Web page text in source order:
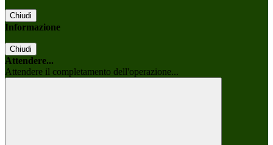
Chiudi
Informazione
Chiudi
Attendere...
Attendere il completamento dell'operazione...